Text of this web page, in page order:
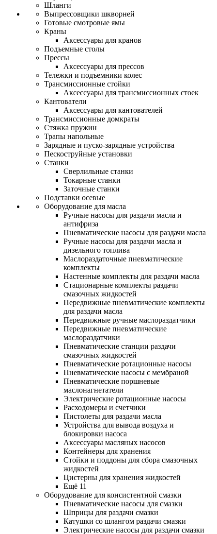
Шланги
Выпрессовщики шкворней
Готовые смотровые ямы
Краны
Аксессуары для кранов
Подъемные столы
Прессы
Аксессуары для прессов
Тележки и подъемники колес
Трансмиссионные стойки
Аксессуары для трансмиссионных стоек
Кантователи
Аксессуары для кантователей
Трансмиссионные домкраты
Стяжка пружин
Трапы напольные
Зарядные и пуско-зарядные устройства
Пескоструйные установки
Станки
Сверлильные станки
Токарные станки
Заточные станки
Подставки осевые
Оборудование для масла
Ручные насосы для раздачи масла и
антифриза
Пневматические насосы для раздачи масла
Ручные насосы для раздачи масла и
дизельного топлива
Маслораздаточные пневматические
комплекты
Настенные комплекты для раздачи масла
Стационарные комплекты раздачи
смазочных жидкостей
Передвижные пневматические комплекты
для раздачи масла
Передвижные ручные маслораздатчики
Передвижные пневматические
маслораздатчики
Пневматические станции раздачи
смазочных жидкостей
Пневматические ротационные насосы
Пневматические насосы с мембраной
Пневматические поршневые
маслонагнетатели
Электрические ротационные насосы
Расходомеры и счетчики
Пистолеты для раздачи масла
Устройства для вывода воздуха и
блокировки насоса
Аксессуары масляных насосов
Контейнеры для хранения
Стойки и поддоны для сбора смазочных
жидкостей
Цистерны для хранения жидкостей
Ещё 11
Оборудование для консистентной смазки
Пневматические насосы для смазки
Шприцы для раздачи смазки
Катушки со шлангом раздачи смазки
Электрические насосы для раздачи смазки